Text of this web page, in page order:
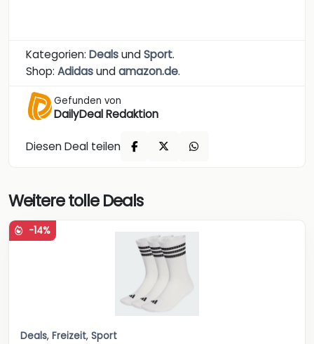
Kategorien: DealsundSport.
Shop: Adidasundamazon.de.
Gefunden von
DailyDeal Redaktion
Diesen Deal teilen
Weitere tolle Deals
-14%
Deals, Freizeit, Sport